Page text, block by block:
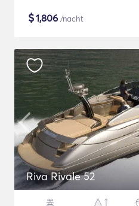
$1,806 /nacht
Riva Rivale 52